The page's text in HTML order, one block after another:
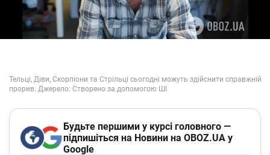
Будьте першими у курсі головного —
підпишіться на Новини на OBOZ.UA у
Google